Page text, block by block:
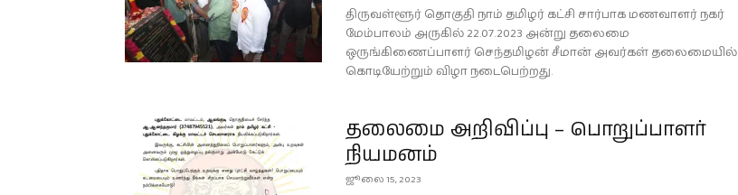
திருவள்ளூர் தொகுதி நாம் தமிழர் கட்சி சார்பாக மணவாளர் நகர்
மேம்பாலம் அருகில் 22.07.2023 அன்று தலைமை
ஒருங்கிணைப்பாளர் செந்தமிழன் சீமான் அவர்கள் தலைமையில்
கொடியேற்றும் விழா நடைபெற்றது.
தலைமை அறிவிப்பு – பொறுப்பாளர்
நியமனம்
ஜூலை 15, 2023